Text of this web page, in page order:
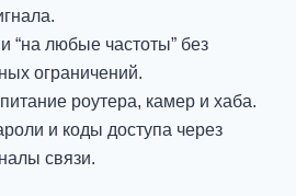
“на любые частоты” без
ограничений.
роутера, камер и хаба.
и коды доступа через
связи.